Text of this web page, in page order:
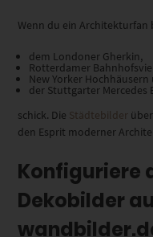
Wenn du ein Architekturfan
dem Londoner Gherkin,
Rotterdamer
New Yorker Hochhäusern
der Stuttgarter Mercedes
schick. Die Städtebilder
den Esprit moderner
Konfiguriere
Dekobilder